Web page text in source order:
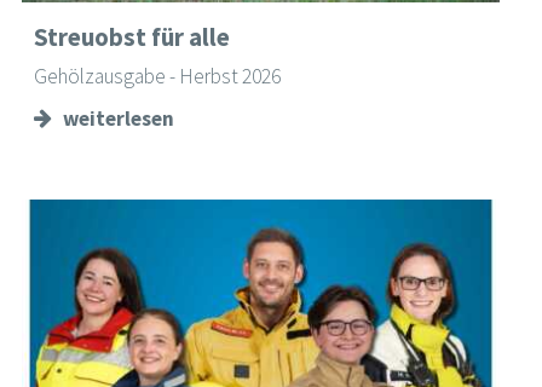
Streuobst für alle
Gehölzausgabe - Herbst 2026
weiterlesen